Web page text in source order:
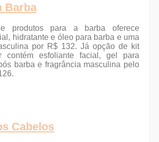
Barba
produtos para a barba oferece
hidratante e óleo para barba e uma
por R$ 132. Já opção de kit
contém esfoliante facial, gel para
barba e fragrância masculina pelo
Cabelos